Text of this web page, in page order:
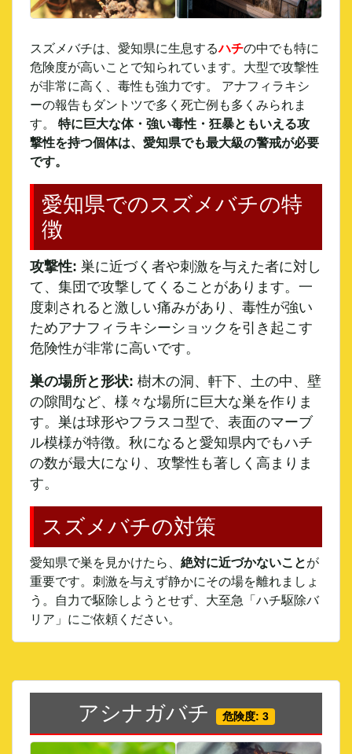
スズメバチは、愛知県に生息するハチの中でも特に
危険度が高いことで知られています。大型で攻撃性
が非常に高く、毒性も強力です。 アナフィラキシ
ーの報告もダントツで多く死亡例も多くみられま
す。特に巨大な体・強い毒性・狂暴ともいえる攻
撃性を持つ個体は、愛知県でも最大級の警戒が必要
です。
愛知県でのスズメバチの特
徴
攻撃性: 巣に近づく者や刺激を与えた者に対し
て、集団で攻撃してくることがあります。一
度刺されると激しい痛みがあり、毒性が強い
ためアナフィラキシーショックを引き起こす
危険性が非常に高いです。
巣の場所と形状: 樹木の洞、軒下、土の中、壁
の隙間など、様々な場所に巨大な巣を作りま
す。巣は球形やフラスコ型で、表面のマーブ
ル模様が特徴。秋になると愛知県内でもハチ
の数が最大になり、攻撃性も著しく高まりま
す。
スズメバチの対策
愛知県で巣を見かけたら、絶対に近づかないことが
重要です。刺激を与えず静かにその場を離れましょ
う。自力で駆除しようとせず、大至急「ハチ駆除バ
リア」にご依頼ください。
アシナガバチ 危険度: 3